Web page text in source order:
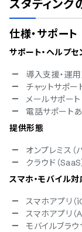
スタディング
仕様・サポート
サポート・ヘルプセ
導入支援・運
チャットサポー
メールサポート
電話サポート
提供形態
オンプレミス（
クラウド（SaaS
スマホ・モバイル対
スマホアプリ（
スマホアプリ
モバイルブラウ